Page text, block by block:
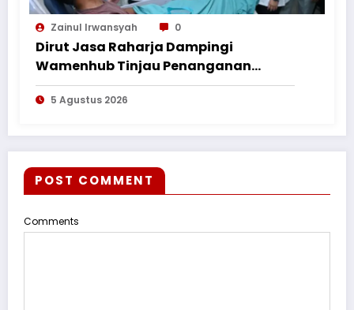
Zainul Irwansyah 0
Dirut Jasa Raharja Dampingi
Wamenhub Tinjau Penanganan
Korban KM Mutiara Sentosa II di RS
PHC Surabaya
5 Agustus 2026
POST COMMENT
Comments